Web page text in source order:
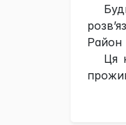
Район
Ця